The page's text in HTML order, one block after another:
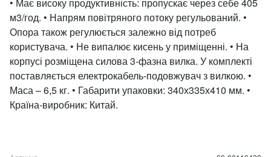
м3/год. • Напрям повітряного потоку регульований. •
Опора також регулюється залежно від потреб
користувача. • Не випалює кисень у приміщенні. • На
корпусі розміщена силова 3-фазна вилка. У комплекті
поставляється електрокабель-подовжувач з вилкою. •
Маса – 6,5 кг. • Габарити упаковки: 340х335х410 мм. •
Країна-виробник: Китай.